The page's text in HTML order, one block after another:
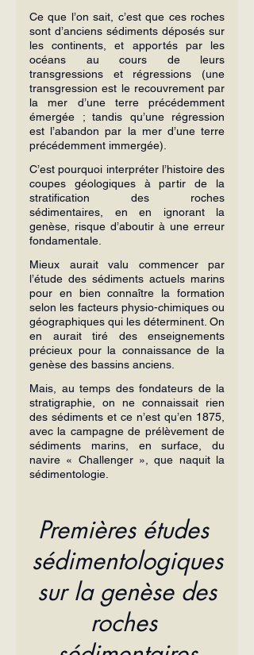
Ce que l’on sait, c’est que ces roches
sont d’anciens sédiments déposés sur
les continents, et apportés par les
océans au cours de leurs
transgressions et régressions (une
transgression est le recouvrement par
la mer d’une terre précédemment
émergée ; tandis qu’une régression
est l’abandon par la mer d’une terre
précédemment immergée).
C’est pourquoi interpréter l’histoire des
coupes géologiques à partir de la
stratification des roches
sédimentaires, en en ignorant la
genèse, risque d’aboutir à une erreur
fondamentale.
Mieux aurait valu commencer par
l’étude des sédiments actuels marins
pour en bien connaître la formation
selon les facteurs physio-chimiques ou
géographiques qui les déterminent. On
en aurait tiré des enseignements
précieux pour la connaissance de la
genèse des bassins anciens.
Mais, au temps des fondateurs de la
stratigraphie, on ne connaissait rien
des sédiments et ce n’est qu’en 1875,
avec la campagne de prélèvement de
sédiments marins, en surface, du
navire « Challenger », que naquit la
sédimentologie.
Premières études
sédimentologiques
sur la genèse des
roches